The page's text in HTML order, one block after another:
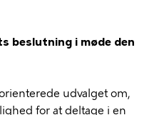
beslutning i møde den
udvalget om,
for at deltage i en